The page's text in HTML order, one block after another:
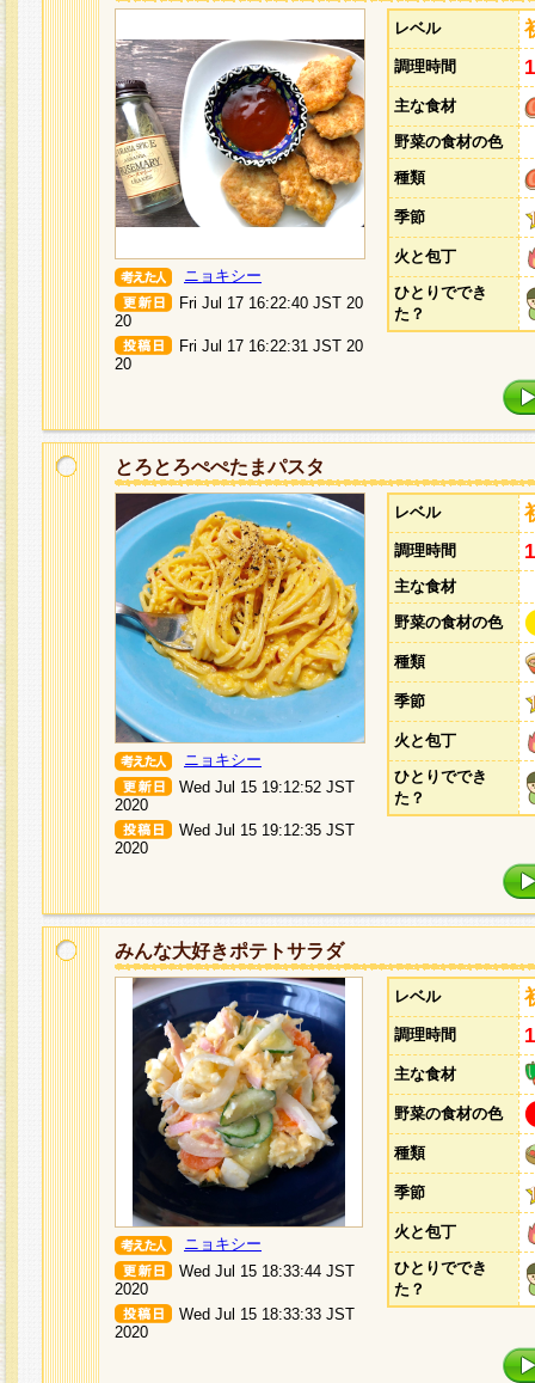
ニョキシー
Fri Jul 17 16:22:40 JST 20
20
Fri Jul 17 16:22:31 JST 20
20
レベル
調理時間
主な食材
野菜の食材の色
種類
季節
火と包丁
ひとりででき
た？
とろとろぺぺたまパスタ
ニョキシー
Wed Jul 15 19:12:52 JST
2020
Wed Jul 15 19:12:35 JST
2020
レベル
調理時間
主な食材
野菜の食材の色
種類
季節
火と包丁
ひとりででき
た？
みんな大好きポテトサラダ
ニョキシー
Wed Jul 15 18:33:44 JST
2020
Wed Jul 15 18:33:33 JST
2020
レベル
調理時間
主な食材
野菜の食材の色
種類
季節
火と包丁
ひとりででき
た？